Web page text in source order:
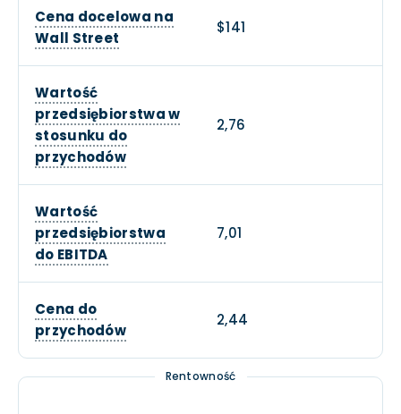
Cena docelowa na
Wall Street
$141
Wartość
przedsiębiorstwa w
stosunku do
przychodów
2,76
Wartość
przedsiębiorstwa
do EBITDA
7,01
Cena do
przychodów
2,44
Rentowność